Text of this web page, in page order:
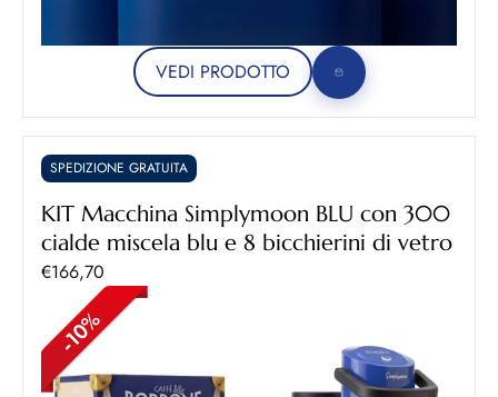
VEDI PRODOTTO
SPEDIZIONE GRATUITA
KIT Macchina Simplymoon BLU con 300
cialde miscela blu e 8 bicchierini di vetro
Prezzo scontato
€166,70